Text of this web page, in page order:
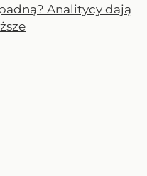
Analitycy dają